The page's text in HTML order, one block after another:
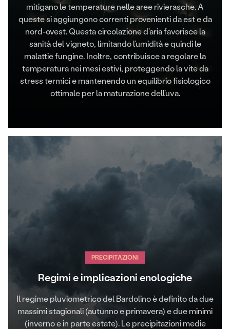
mitigano le temperature nelle aree rivierasche. A
queste si aggiungono correnti provenienti da est e da
nord-ovest. Questa circolazione d’aria favorisce la
sanità del vigneto, limitando l’umidità e quindi le
malattie fungine. Inoltre, contribuisce a regolare la
temperatura nei mesi estivi, proteggendo la vite da
stress termici e mantenendo un equilibrio fisiologico
ottimale per la maturazione dell’uva.
PRECIPITAZIONI
Regimi e implicazioni enologiche
Il regime pluviometrico del Bardolino è definito da due
massimi stagionali (autunno e primavera) e due minimi
(inverno e in parte estate). Le precipitazioni medie